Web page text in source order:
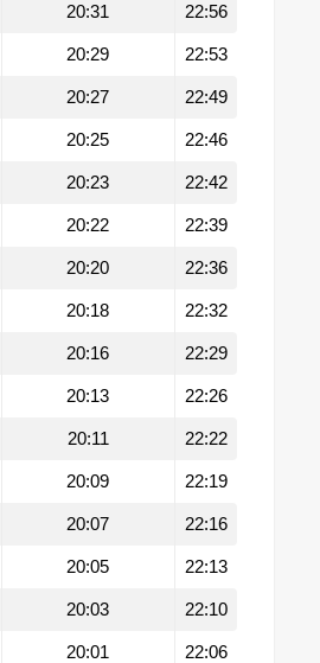
20:31 22:56
20:29 22:53
20:27 22:49
20:25 22:46
20:23 22:42
20:22 22:39
20:20 22:36
20:18 22:32
20:16 22:29
20:13 22:26
20:11 22:22
20:09 22:19
20:07 22:16
20:05 22:13
20:03 22:10
20:01 22:06